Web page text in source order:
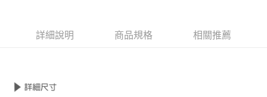
運送方式
詳細說明 商品規格 相關推薦